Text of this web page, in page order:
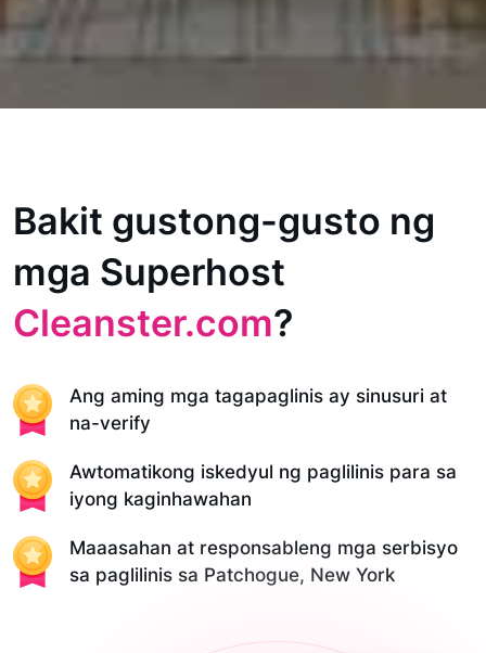
Bakit gustong-gusto ng
mga Superhost
Cleanster.com?
Ang aming mga tagapaglinis ay sinusuri at
na-verify
Awtomatikong iskedyul ng paglilinis para sa
iyong kaginhawahan
Maaasahan at responsableng mga serbisyo
sa paglilinis sa Patchogue, New York